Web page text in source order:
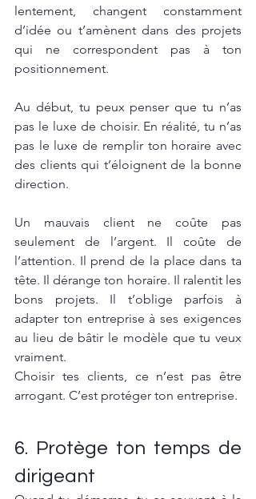
lentement, changent constamment
d’idée ou t’amènent dans des projets
qui ne correspondent pas à ton
positionnement.
Au début, tu peux penser que tu n’as
pas le luxe de choisir. En réalité, tu n’as
pas le luxe de remplir ton horaire avec
des clients qui t’éloignent de la bonne
direction.
Un mauvais client ne coûte pas
seulement de l’argent. Il coûte de
l’attention. Il prend de la place dans ta
tête. Il dérange ton horaire. Il ralentit les
bons projets. Il t’oblige parfois à
adapter ton entreprise à ses exigences
au lieu de bâtir le modèle que tu veux
vraiment.
Choisir tes clients, ce n’est pas être
arrogant. C’est protéger ton entreprise.
6. Protège ton temps de
dirigeant